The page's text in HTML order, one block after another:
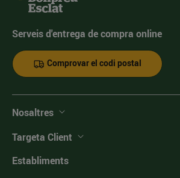
Serveis d'entrega de compra online
Comprovar el codi postal
Nosaltres
Targeta Client
Establiments